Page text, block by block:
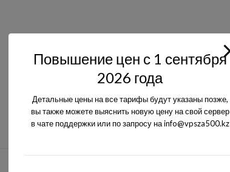
Повышение цен с 1 сентября
2026 года
Детальные цены на все тарифы будут указаны позже,
вы также можете выяснить новую цену на свой сервер
в чате поддержки или по запросу на info@vpsza500.kz